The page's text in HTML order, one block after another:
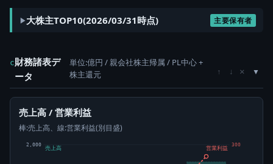
大株主TOP10(2026/03/31時点) 主要保有者
c財務諸表デ
ータ
単位:億円 / 親会社株主帰属 / PL中心 +
株主還元
↑ ↓ ×
売上高 / 営業利益
棒:売上高、線:営業利益(別目盛)
2,000 300
売上高 営業利益